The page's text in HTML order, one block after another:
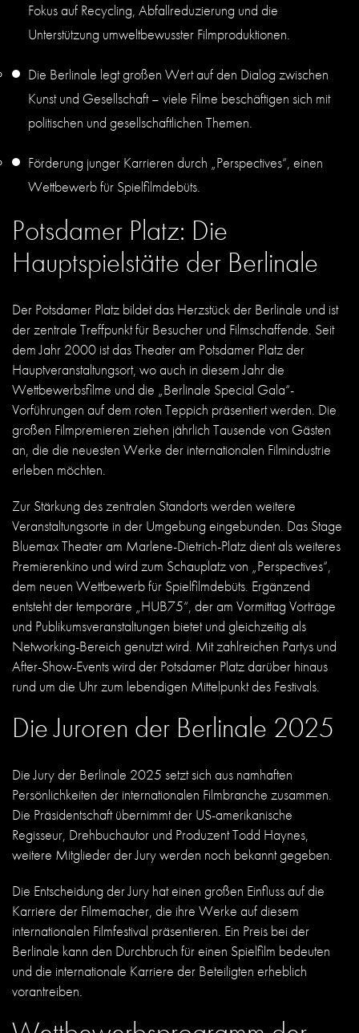
Fokus auf Recycling, Abfallreduzierung und die
Unterstützung umweltbewusster Filmproduktionen.
Die Berlinale legt großen Wert auf den Dialog zwischen
Kunst und Gesellschaft – viele Filme beschäftigen sich mit
politischen und gesellschaftlichen Themen.
Förderung junger Karrieren durch „Perspectives“, einen
Wettbewerb für Spielfilmdebüts.
Potsdamer Platz: Die
Hauptspielstätte der Berlinale
Der Potsdamer Platz bildet das Herzstück der Berlinale und ist
der zentrale Treffpunkt für Besucher und Filmschaffende. Seit
dem Jahr 2000 ist das Theater am Potsdamer Platz der
Hauptveranstaltungsort, wo auch in diesem Jahr die
Wettbewerbsfilme und die „Berlinale Special Gala“-
Vorführungen auf dem roten Teppich präsentiert werden. Die
großen Filmpremieren ziehen jährlich Tausende von Gästen
an, die die neuesten Werke der internationalen Filmindustrie
erleben möchten.
Zur Stärkung des zentralen Standorts werden weitere
Veranstaltungsorte in der Umgebung eingebunden. Das Stage
Bluemax Theater am Marlene-Dietrich-Platz dient als weiteres
Premierenkino und wird zum Schauplatz von „Perspectives“,
dem neuen Wettbewerb für Spielfilmdebüts. Ergänzend
entsteht der temporäre „HUB75“, der am Vormittag Vorträge
und Publikumsveranstaltungen bietet und gleichzeitig als
Networking-Bereich genutzt wird. Mit zahlreichen Partys und
After-Show-Events wird der Potsdamer Platz darüber hinaus
rund um die Uhr zum lebendigen Mittelpunkt des Festivals.
Die Juroren der Berlinale 2025
Die Jury der Berlinale 2025 setzt sich aus namhaften
Persönlichkeiten der internationalen Filmbranche zusammen.
Die Präsidentschaft übernimmt der US-amerikanische
Regisseur, Drehbuchautor und Produzent Todd Haynes,
weitere Mitglieder der Jury werden noch bekannt gegeben.
Die Entscheidung der Jury hat einen großen Einfluss auf die
Karriere der Filmemacher, die ihre Werke auf diesem
internationalen Filmfestival präsentieren. Ein Preis bei der
Berlinale kann den Durchbruch für einen Spielfilm bedeuten
und die internationale Karriere der Beteiligten erheblich
vorantreiben.